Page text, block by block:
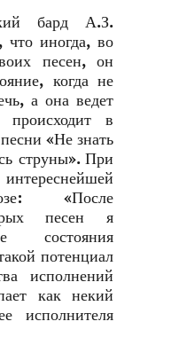
бард А.З.
что иногда, во
песен, он
когда не
а она ведет
в
«Не знать
струны». При
«После
песен я
состояния
потенциал
исполнений
как некий
исполнителя